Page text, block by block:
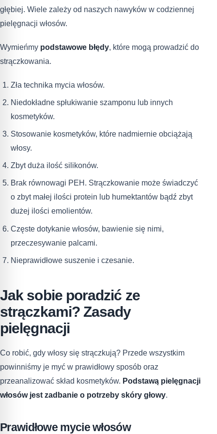
głębiej. Wiele zależy od naszych nawyków w codziennej
pielęgnacji włosów.
Wymieńmy podstawowe błędy, które mogą prowadzić do
strączkowania.
Zła technika mycia włosów.
Niedokładne spłukiwanie szamponu lub innych
kosmetyków.
Stosowanie kosmetyków, które nadmiernie obciążają
włosy.
Zbyt duża ilość silikonów.
Brak równowagi PEH. Strączkowanie może świadczyć
o zbyt małej ilości protein lub humektantów bądź zbyt
dużej ilości emolientów.
Częste dotykanie włosów, bawienie się nimi,
przeczesywanie palcami.
Nieprawidłowe suszenie i czesanie.
Jak sobie poradzić ze
strączkami? Zasady
pielęgnacji
Co robić, gdy włosy się strączkują? Przede wszystkim
powinniśmy je myć w prawidłowy sposób oraz
przeanalizować skład kosmetyków. Podstawą pielęgnacji
włosów jest zadbanie o potrzeby skóry głowy.
Prawidłowe mycie włosów